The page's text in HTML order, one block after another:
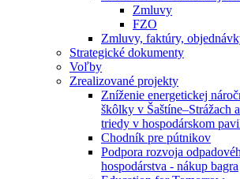
Zmluvy
FZO
Zmluvy, faktúry,
Strategické dokumenty
Voľby
Zrealizované projekty
Zníženie energetickej
škôlky v Šaštíne–Strážach
triedy v hospodárskom
Chodník pre pútnikov
Podpora rozvoja
hospodárstva - nákup bagra